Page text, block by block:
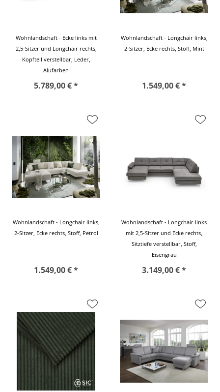
Wohnlandschaft - Ecke links mit
2,5-Sitzer und Longchair rechts,
Kopfteil verstellbar, Leder,
Alufarben
5.789,00 € *
Wohnlandschaft - Longchair links,
2-Sitzer, Ecke rechts, Stoff, Mint
1.549,00 € *
Wohnlandschaft - Longchair links,
2-Sitzer, Ecke rechts, Stoff, Petrol
1.549,00 € *
Wohnlandschaft - Longchair links
mit 2,5-Sitzer und Ecke rechts,
Sitztiefe verstellbar, Stoff,
Eisengrau
3.149,00 € *